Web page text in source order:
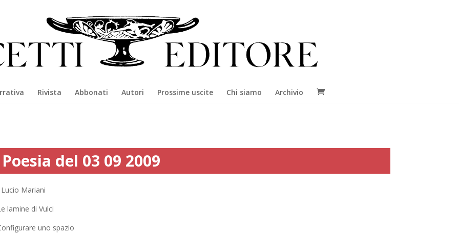
Rivista Abbonati Autori Prossime uscite Chi siamo Archivio
Poesia del 03 09 2009
Lucio Mariani
lamine di Vulci
uno spazio